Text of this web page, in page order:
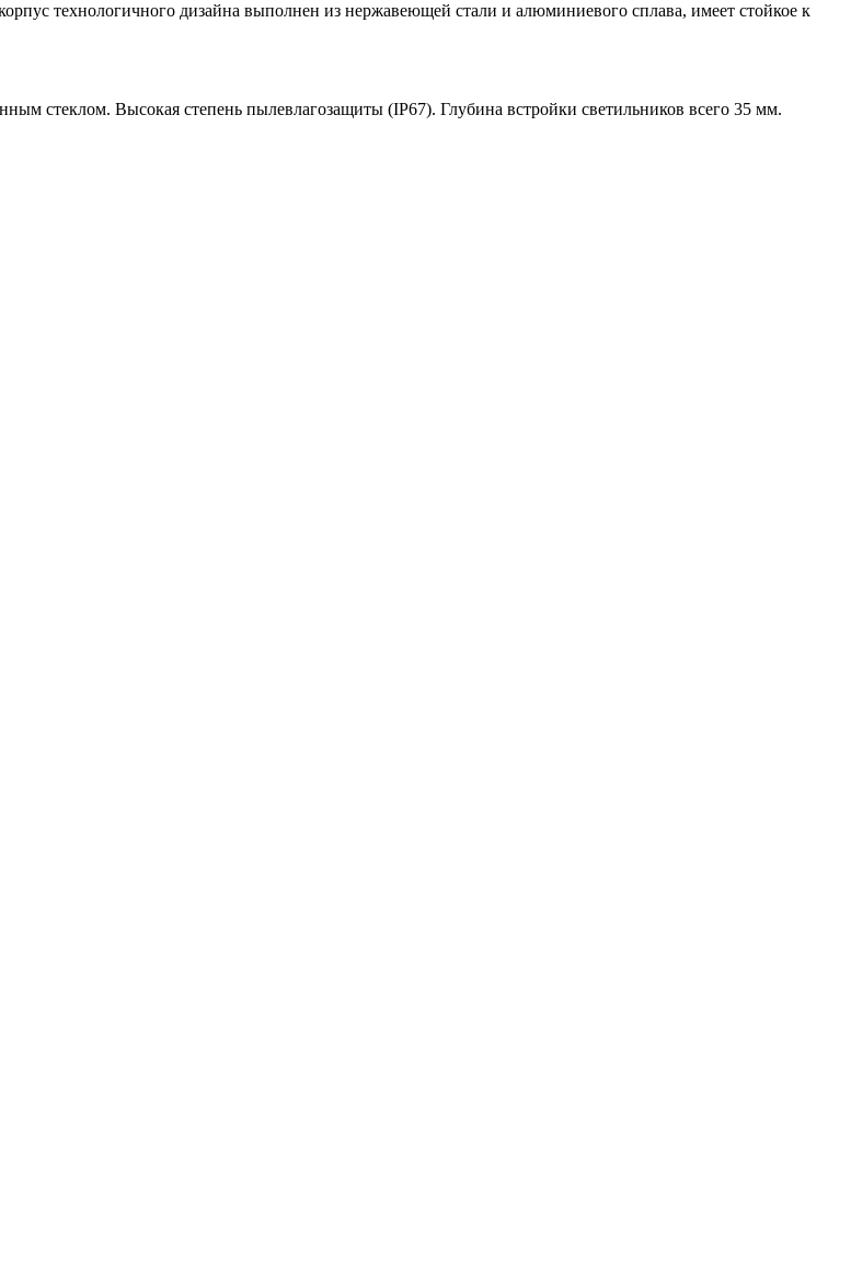
технологичного дизайна выполнен из нержавеющей стали и алюминиевого сплава, имеет стойкое к
стеклом. Высокая степень пылевлагозащиты (IP67). Глубина встройки светильников всего 35 мм.